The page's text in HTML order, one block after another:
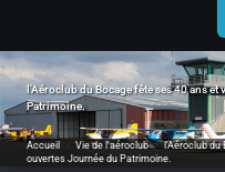
l’Aéroclub du Bocage fête ses 40 ans
Patrimoine.
Accueil Vie de l'aéroclub/l’Aéroclub
ouvertes Journée du Patrimoine.